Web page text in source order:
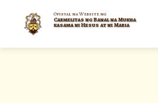
content
Opisyal na Website ng
Carmelitas ng Banal na Mukha
kasama ni Hesus at ni Maria